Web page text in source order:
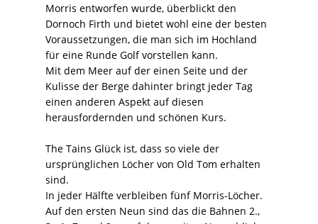
Morris entworfen wurde, überblickt den
Dornoch Firth und bietet wohl eine der besten
Voraussetzungen, die man sich im Hochland
für eine Runde Golf vorstellen kann.
Mit dem Meer auf der einen Seite und der
Kulisse der Berge dahinter bringt jeder Tag
einen anderen Aspekt auf diesen
herausfordernden und schönen Kurs.
The Tains Glück ist, dass so viele der
ursprünglichen Löcher von Old Tom erhalten
sind.
In jeder Hälfte verbleiben fünf Morris-Löcher.
Auf den ersten Neun sind das die Bahnen 2.,